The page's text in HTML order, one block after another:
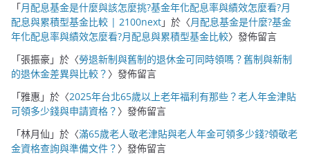
「月配息基金是什麼與該怎麼挑?基金年化配息率與績效怎麼看?月
配息與累積型基金比較 | 2100next」於〈月配息基金是什麼?基金
年化配息率與績效怎麼看?月配息與累積型基金比較〉發佈留言
「張振豪」於〈勞退新制與舊制的退休金可同時領嗎？舊制與新制
的退休金差異與比較？ 〉發佈留言
「雅惠 」於〈2025年台北65歲以上老年福利有那些？老人年金津貼
可領多少錢與申請資格？ 〉發佈留言
「林月仙 」於〈滿65歲老人敬老津貼與老人年金可領多少錢?領敬老
金資格查詢與準備文件？ 〉發佈留言